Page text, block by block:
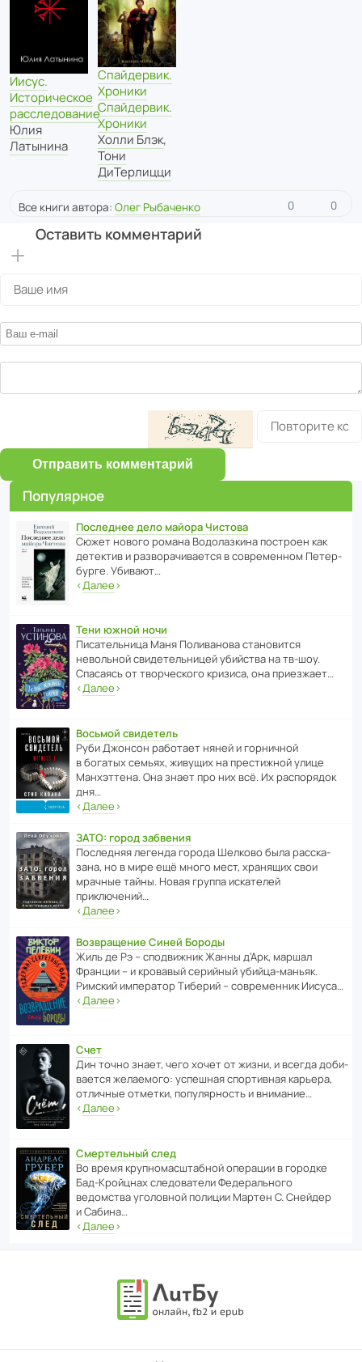
Иисус.
Историческое
расследование
Юлия
Латынина
Спайдервик.
Хроники
Спайдервик.
Хроники
Холли Блэк,
Тони
ДиТерлицци
Все книги автора: Олег Рыбаченко 0 0
Оставить комментарий
Отправить комментарий
Популярное
Последнее дело майора Чистова
Сюжет нового романа Водо­ла­з­кина пост­роен как
дете­ктив и разво­ра­чи­ва­ется в совре­менном Пете­р­
бурге. Убивают…
‹Далее›
Тени южной ночи
Писа­тель­ница Маня Поли­ва­нова стано­вится
невольной свиде­тель­ницей убийства на тв-шоу.
Спасаясь от твор­че­с­кого кризиса, она приезжает…
‹Далее›
Восьмой свидетель
Руби Джонсон рабо­тает няней и горни­чной
в богатых семьях, живущих на прес­ти­жной улице
Манх­эт­тена. Она знает про них всё. Их распо­рядок
дня…
‹Далее›
ЗАТО: город забвения
После­дняя легенда города Шелково была расска­
зана, но в мире ещё много мест, хранящих свои
мрачные тайны. Новая группа иска­телей
приключений…
‹Далее›
Возвращение Синей Бороды
Жиль де Рэ – спод­ви­жник Жанны д’Арк, маршал
Франции – и кровавый серийный убийца-маньяк.
Римский импе­ратор Тиберий – совре­менник Иисуса…
‹Далее›
Счет
Дин точно знает, чего хочет от жизни, и всегда доби­
ва­ется жела­е­мого: успе­шная спор­ти­вная карьера,
отли­чные отметки, попу­ля­р­ность и внимание…
‹Далее›
Смертельный след
Во время круп­но­мас­ш­та­бной операции в городке
Бад‑Крой­цнах следо­ва­тели Феде­раль­ного
ведомства уголо­вной полиции Мартен С. Снейдер
и Сабина…
‹Далее›